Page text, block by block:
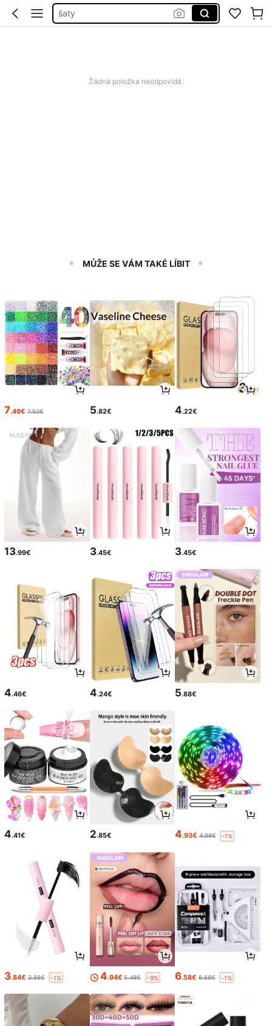
plavky damske
Žádná položka neodpovídá.
MŮŽE SE VÁM TAKÉ LÍBIT
7.49€ 7.50€ 5.82€ 4.22€
13.99€ 3.45€ 3.45€
4.46€ 4.24€ 5.88€
4.41€ 2.85€ 4.93€ 4.98€ -1%
3.84€ 3.88€ -1% 4.94€ 5.48€ -9% 6.58€ 6.68€ -1%